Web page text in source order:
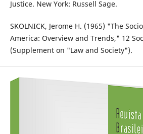
Justice. New York: Russell Sage.
SKOLNICK, Jerome H. (1965) "The
America: Overview and Trends," 12
(Supplement on "Law and Society").